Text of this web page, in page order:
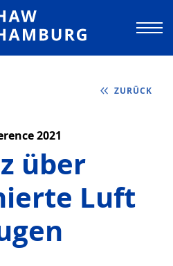
für Angewandte
ZURÜCK
2021
über
Luft